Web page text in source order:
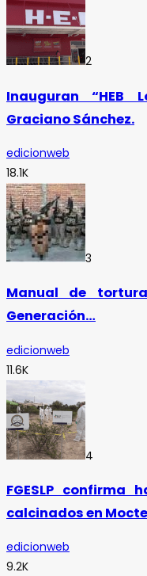
2
Inauguran “HEB
Graciano Sánchez.
edicionweb
18.1K
3
Manual de
Generación…
edicionweb
11.6K
4
FGESLP confirma
calcinados en
edicionweb
9.2K